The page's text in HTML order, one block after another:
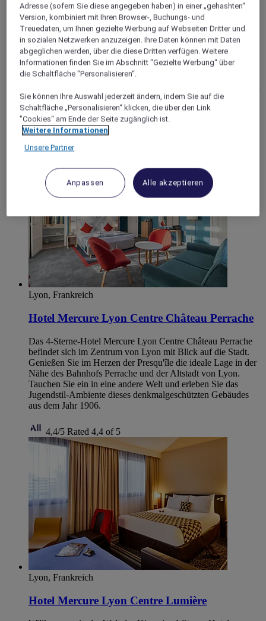
Mercure Lyon Est Chaponnay Hotel
Egal, ob Sie geschäftlich oder privat unterwegs sind:
Genießen Sie einen angenehmen Aufenthalt im Südosten von
Lyon im Mercure Lyon Est Chaponnay. Wir bieten 2
Konferenzräume für professionelle Tagungen in entspannter
Atmosphäre. Entdecken Sie die Weinkarte unserer modernen
Bar oder schauen Sie sich eine Sportveranstaltung auf unserer
Großleinwand an. Probieren Sie hausgemachte Gerichte in
unserem freundlichen Restaurant La Brasserie oder auf
unserer schattigen Terrasse.
4,6/5Rated 4,6 of 5
Lyon, Frankreich
Hotel Mercure Lyon Centre Château Perrache
Das 4-Sterne-Hotel Mercure Lyon Centre Château Perrache
befindet sich im Zentrum von Lyon mit Blick auf die Stadt.
Genießen Sie im Herzen der Presqu'île die ideale Lage in der
Nähe des Bahnhofs Perrache und der Altstadt von Lyon.
Tauchen Sie ein in eine andere Welt und erleben Sie das
Jugendstil-Ambiente dieses denkmalgeschützten Gebäudes
aus dem Jahr 1906.
4,4/5 Rated 4,4 of 5
Lyon, Frankreich
Hotel Mercure Lyon Centre Lumière
Adresse (sofern Sie diese angegeben haben) in einer „gehashten“
Version, kombiniert mit Ihren Browser-, Buchungs- und
Treuedaten, um Ihnen gezielte Werbung auf Webseiten Dritter und
in sozialen Netzwerken anzuzeigen. Ihre Daten können mit Daten
abgeglichen werden, über die diese Dritten verfügen. Weitere
Informationen finden Sie im Abschnitt "Gezielte Werbung“ über
die Schaltfläche "Personalisieren“.
Sie können Ihre Auswahl jederzeit ändern, indem Sie auf die
Schaltfläche „Personalisieren“ klicken, die über den Link
"Cookies“ am Ende der Seite zugänglich ist.
Weitere Informationen
Unsere Partner
Anpassen Alle akzeptieren